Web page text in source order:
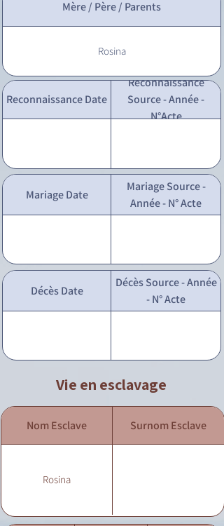
Mère / Père / Parents
Rosina
Reconnaissance Date
Reconnaissance
Source - Année -
N°Acte
Mariage Date
Mariage Source -
Année - N° Acte
Décès Date
Décès Source - Année
- N° Acte
Vie en esclavage
Nom Esclave Surnom Esclave
Rosina